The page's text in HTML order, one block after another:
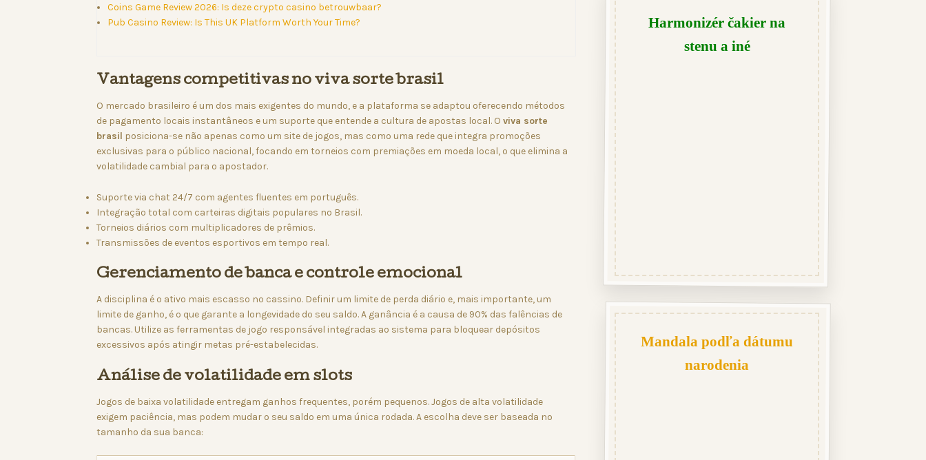
Coins Game Review 2026: Is deze crypto casino betrouwbaar?
Pub Casino Review: Is This UK Platform Worth Your Time?
Vantagens competitivas no viva sorte brasil
O mercado brasileiro é um dos mais exigentes do mundo, e a plataforma se adaptou oferecendo métodos
de pagamento locais instantâneos e um suporte que entende a cultura de apostas local. Oviva sorte
brasil posiciona-se não apenas como um site de jogos, mas como uma rede que integra promoções
exclusivas para o público nacional, focando em torneios com premiações em moeda local, o que elimina a
volatilidade cambial para o apostador.
Suporte via chat 24/7 com agentes fluentes em português.
Integração total com carteiras digitais populares no Brasil.
Torneios diários com multiplicadores de prêmios.
Transmissões de eventos esportivos em tempo real.
Gerenciamento de banca e controle emocional
A disciplina é o ativo mais escasso no cassino. Definir um limite de perda diário e, mais importante, um
limite de ganho, é o que garante a longevidade do seu saldo. A ganância é a causa de 90% das falências de
bancas. Utilize as ferramentas de jogo responsável integradas ao sistema para bloquear depósitos
excessivos após atingir metas pré-estabelecidas.
Análise de volatilidade em slots
Jogos de baixa volatilidade entregam ganhos frequentes, porém pequenos. Jogos de alta volatilidade
exigem paciência, mas podem mudar o seu saldo em uma única rodada. A escolha deve ser baseada no
tamanho da sua banca:
Harmonizér čakier na
stenu a iné
Mandala podľa dátumu
narodenia